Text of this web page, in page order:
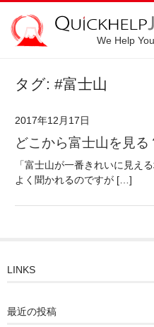
We Help
タグ: #富士山
2017年12月17日
どこから富士山を見る
「富士山が一番きれいに見え
よく聞かれるのですが […]
LINKS
最近の投稿